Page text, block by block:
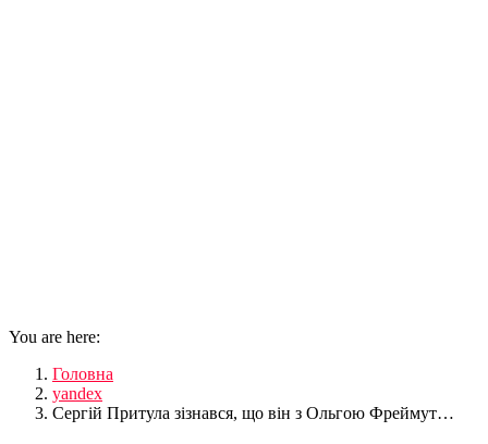
You are here:
Головна
yandex
Сергій Притула зізнався, що він з Ольгою Фреймут…